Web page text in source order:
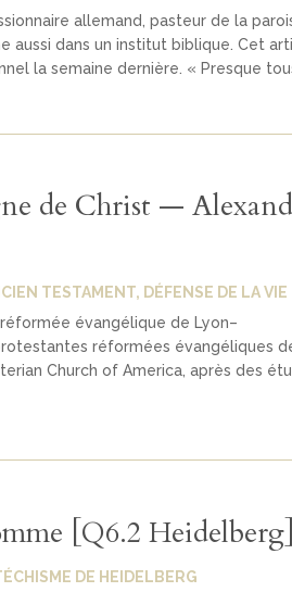
allemand, pasteur de la
aussi dans un institut biblique. Cet
la semaine dernière. « Presque
de Christ —
TESTAMENT, DÉFENSE DE LA VIE
évangélique de Lyon–
réformées évangéliques
Church of America, après des
[Q6.2 Heidelberg]
DE HEIDELBERG